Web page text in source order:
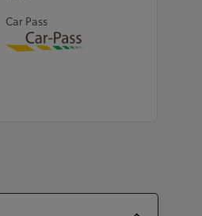
Car Pass
Download